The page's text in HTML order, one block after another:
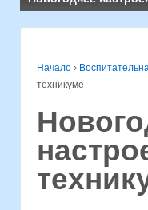
Начало ›
техникуме